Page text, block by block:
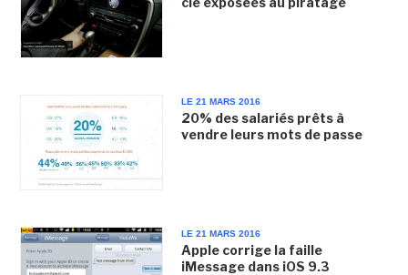
LE 21 MARS 2016
20% des salariés prêts à
vendre leurs mots de passe
LE 21 MARS 2016
Apple corrige la faille
iMessage dans iOS 9.3